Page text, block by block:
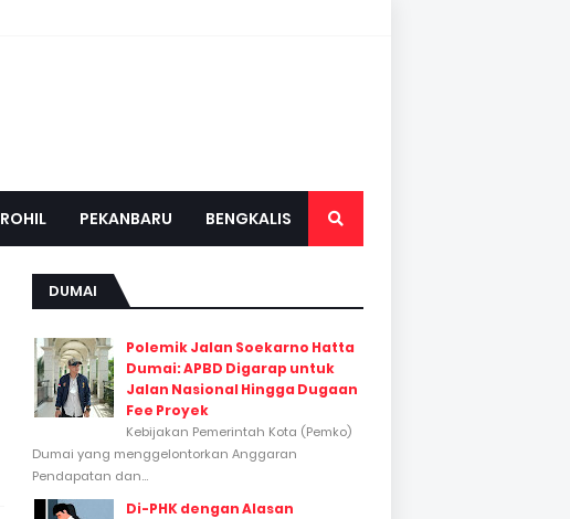
ROHIL PEKANBARU BENGKALIS
DUMAI
Polemik Jalan Soekarno Hatta
Dumai: APBD Digarap untuk
Jalan Nasional Hingga Dugaan
Fee Proyek
Kebijakan Pemerintah Kota (Pemko)
Dumai yang menggelontorkan Anggaran
Pendapatan dan...
Di-PHK dengan Alasan